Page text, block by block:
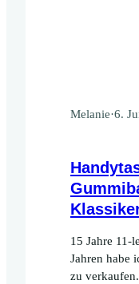
Melanie·6.
15 Jahre 11-
Jahren habe
zu